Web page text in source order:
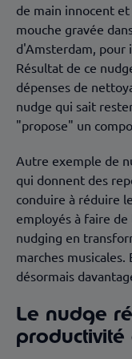
de main innocent
mouche gravée
d'Amsterdam, pour
Résultat de ce
dépenses de
nudge qui sait
"propose" un
Autre exemple de
qui donnent des
conduire à réduire
employés à faire
nudging en
marches musicales.
désormais
Le nudge